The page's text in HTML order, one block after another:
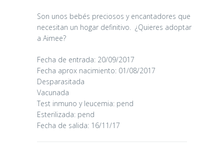
Son unos bebés preciosos y encantadores que
necesitan un hogar definitivo. ¿Quieres adoptar
a Aimee?
Fecha de entrada: 20/09/2017
Fecha aprox nacimiento: 01/08/2017
Desparasitada
Vacunada
Test inmuno y leucemia: pend
Esterilizada: pend
Fecha de salida: 16/11/17
CANDY
16/06/2026